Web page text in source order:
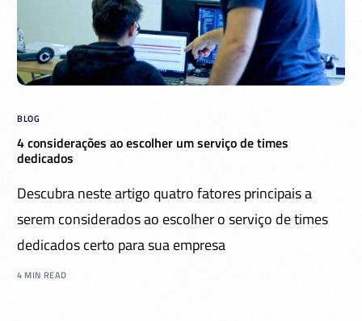
BLOG
4 considerações ao escolher um serviço de times
dedicados
Descubra neste artigo quatro fatores principais a
serem considerados ao escolher o serviço de times
dedicados certo para sua empresa
4 MIN READ